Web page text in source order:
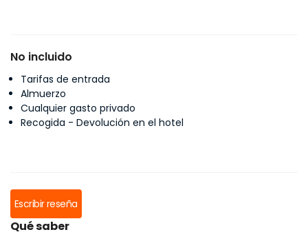
No incluido
Tarifas de entrada
Almuerzo
Cualquier gasto privado
Recogida - Devolución en el hotel
Escribir reseña
Qué saber